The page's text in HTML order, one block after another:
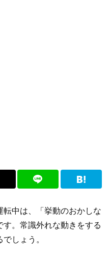
転中は、「挙動のおかしな
。常識外れな動きをする
しょう。